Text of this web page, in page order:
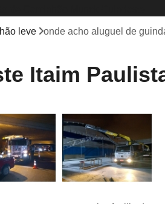
de Caminhão Munck para
de Munck
Locação de
de Guindaste para Caminhão Leve
de Guindaste para Empilhadeira
de Guindastes e Muncks
Locação de Guindastes para
leve onde acho aluguel de
Itaim